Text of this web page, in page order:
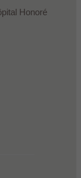
Honoré